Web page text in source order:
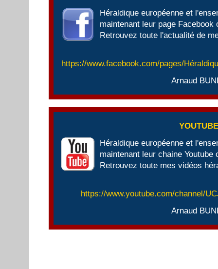
Héraldique européenne et
maintenant leur page Facebook
Retrouvez toute l'actualité de
https://www.facebook.com/pages/
Arnaud
Héraldique européenne et
maintenant leur chaine Youtube
Retrouvez toute mes vidéos
https://www.youtube.com/channel/
Arnaud